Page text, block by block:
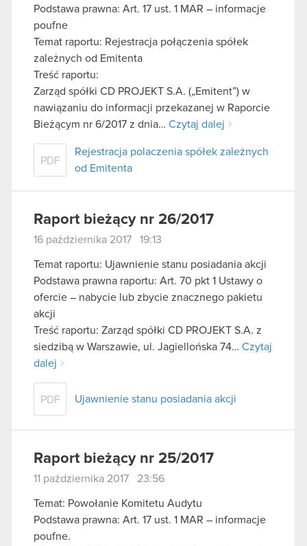
Podstawa prawna: Art. 17 ust. 1 MAR – informacje
poufne
Temat raportu: Rejestracja połączenia spółek
zależnych od Emitenta
Treść raportu:
Zarząd spółki CD PROJEKT S.A. („Emitent”) w
nawiązaniu do informacji przekazanej w Raporcie
Bieżącym nr 6/2017 z dnia… Czytaj dalej
PDF
Rejestracja polaczenia spółek zależnych
od Emitenta
Raport bieżący nr 26/2017
16 października 2017 19:13
Temat raportu: Ujawnienie stanu posiadania akcji
Podstawa prawna raportu: Art. 70 pkt 1 Ustawy o
ofercie – nabycie lub zbycie znacznego pakietu
akcji
Treść raportu: Zarząd spółki CD PROJEKT S.A. z
siedzibą w Warszawie, ul. Jagiellońska 74… Czytaj
dalej
PDF Ujawnienie stanu posiadania akcji
Raport bieżący nr 25/2017
11 października 2017 23:56
Temat: Powołanie Komitetu Audytu
Podstawa prawna: Art. 17 ust. 1 MAR – informacje
poufne.